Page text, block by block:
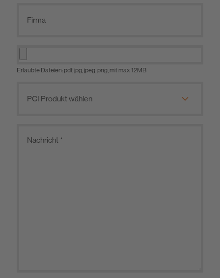
Erlaubte Dateien: pdf, jpg, jpeg, png, mit max 12MB